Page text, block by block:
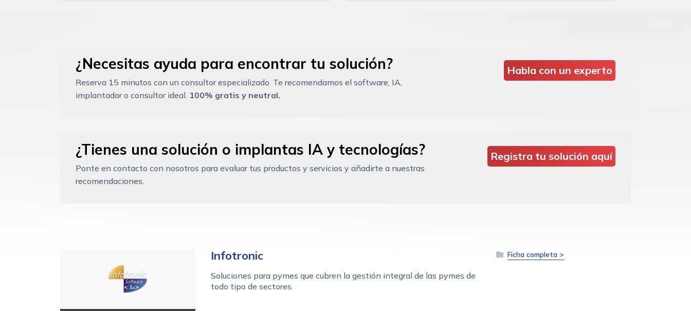
¿Necesitas ayuda para encontrar tu solución?
Reserva 15 minutos con un consultor especializado. Te recomendamos el software, IA,
implantador o consultor ideal. 100% gratis y neutral.
Habla con un experto
¿Tienes una solución o implantas IA y tecnologías?
Ponte en contacto con nosotros para evaluar tus productos y servicios y añadirte a nuestras
recomendaciones.
Registra tu solución aquí
Infotronic
Soluciones para pymes que cubren la gestión integral de las pymes de
todo tipo de sectores.
Ficha completa >